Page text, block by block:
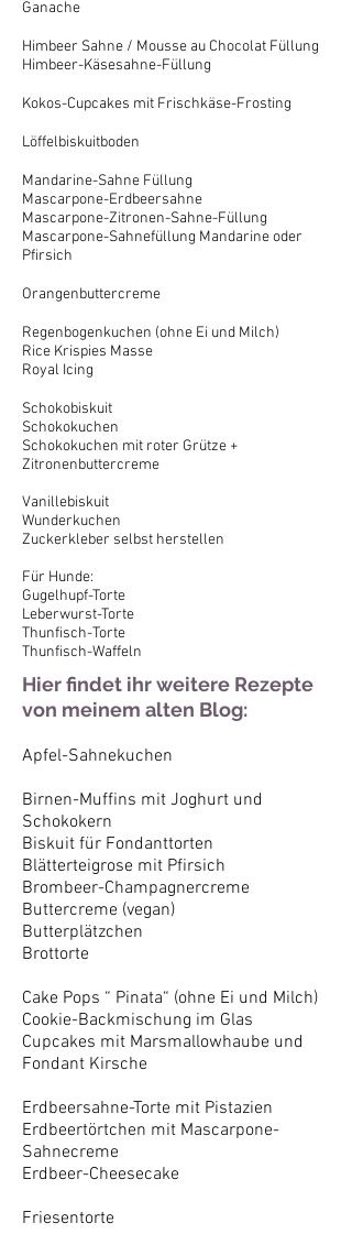
Ganache
Himbeer Sahne / Mousse au Chocolat Füllung
Himbeer-Käsesahne-Füllung
Kokos-Cupcakes mit Frischkäse-Frosting
Löffelbiskuitboden
Mandarine-Sahne Füllung
Mascarpone-Erdbeersahne
Mascarpone-Zitronen-Sahne-Füllung
Mascarpone-Sahnefüllung Mandarine oder
Pfirsich
Orangenbuttercreme
Regenbogenkuchen (ohne Ei und Milch)
Rice Krispies Masse
Royal Icing
Schokobiskuit
Schokokuchen
Schokokuchen mit roter Grütze +
Zitronenbuttercreme
Vanillebiskuit
Wunderkuchen
Zuckerkleber selbst herstellen
Für Hunde:
Gugelhupf-Torte
Leberwurst-Torte
Thunfisch-Torte
Thunfisch-Waffeln
Hier findet ihr weitere Rezepte
von meinem alten Blog:
Apfel-Sahnekuchen
Birnen-Muffins mit Joghurt und
Schokokern
Biskuit für Fondanttorten
Blätterteigrose mit Pfirsich
Brombeer-Champagnercreme
Buttercreme (vegan)
Butterplätzchen
Brottorte
Cake Pops “ Pinata“ (ohne Ei und Milch)
Cookie-Backmischung im Glas
Cupcakes mit Marsmallowhaube und
Fondant Kirsche
Erdbeersahne-Torte mit Pistazien
Erdbeertörtchen mit Mascarpone-
Sahnecreme
Erdbeer-Cheesecake
Friesentorte